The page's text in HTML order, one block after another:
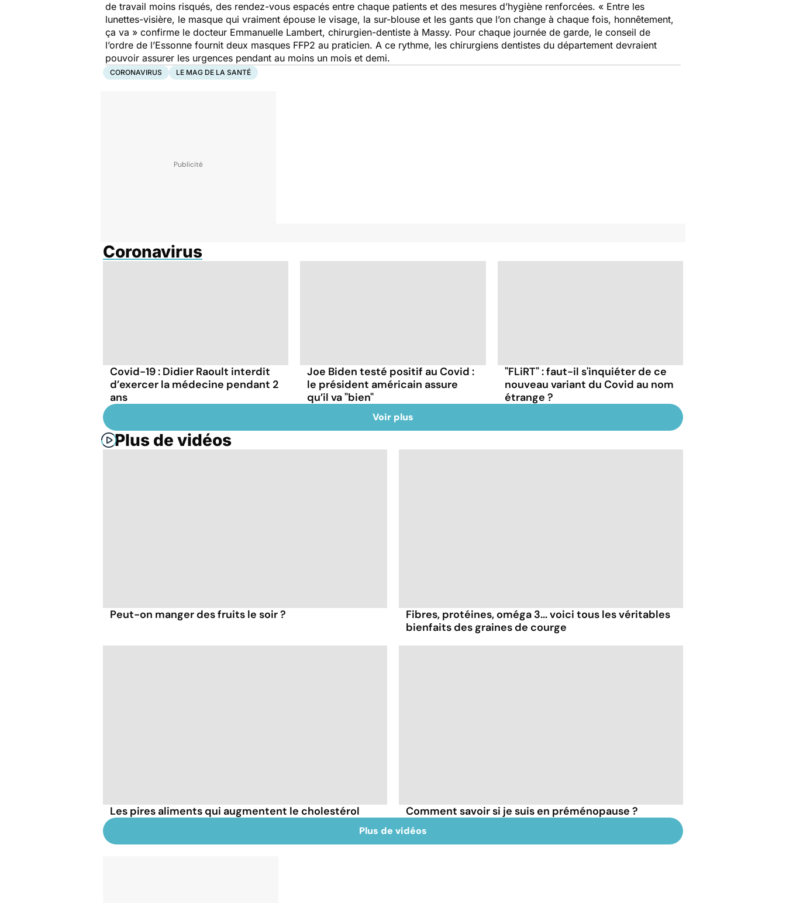
de travail moins risqués, des rendez-vous espacés entre chaque patients et des mesures d’hygiène renforcées. « Entre les
lunettes-visière, le masque qui vraiment épouse le visage, la sur-blouse et les gants que l’on change à chaque fois, honnêtement,
ça va » confirme le docteur Emmanuelle Lambert, chirurgien-dentiste à Massy. Pour chaque journée de garde, le conseil de
l’ordre de l’Essonne fournit deux masques FFP2 au praticien. A ce rythme, les chirurgiens dentistes du département devraient
pouvoir assurer les urgences pendant au moins un mois et demi.
CORONAVIRUS LE MAG DE LA SANTÉ
Coronavirus
Covid-19 : Didier Raoult interdit
d’exercer la médecine pendant 2
ans
Joe Biden testé positif au Covid :
le président américain assure
qu’il va "bien"
"FLiRT" : faut-il s'inquiéter de ce
nouveau variant du Covid au nom
étrange ?
Voir plus
Plus de vidéos
Peut-on manger des fruits le soir ?
Fibres, protéines, oméga 3... voici tous les véritables
bienfaits des graines de courge
Les pires aliments qui augmentent le cholestérol Comment savoir si je suis en préménopause ?
Plus de vidéos